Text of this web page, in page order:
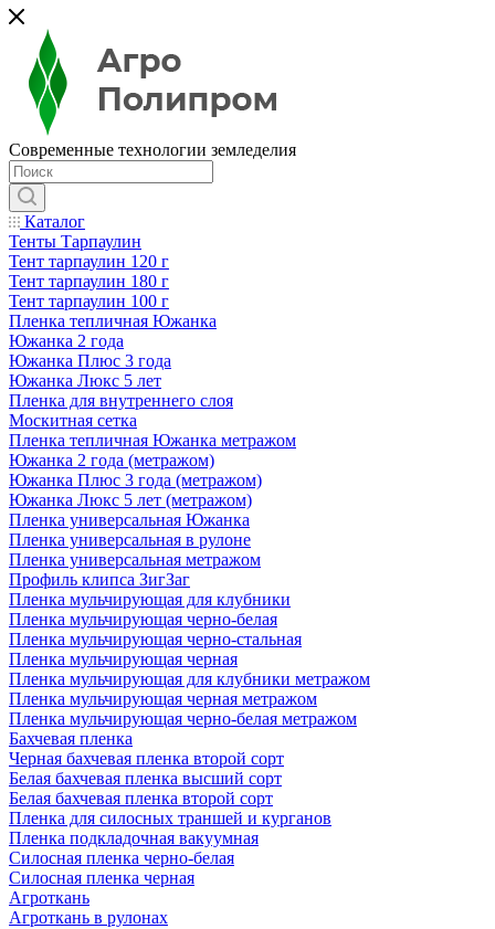
Современные технологии земледелия
Каталог
Тенты Тарпаулин
Тент тарпаулин 120 г
Тент тарпаулин 180 г
Тент тарпаулин 100 г
Пленка тепличная Южанка
Южанка 2 года
Южанка Плюс 3 года
Южанка Люкс 5 лет
Пленка для внутреннего слоя
Москитная сетка
Пленка тепличная Южанка метражом
Южанка 2 года (метражом)
Южанка Плюс 3 года (метражом)
Южанка Люкс 5 лет (метражом)
Пленка универсальная Южанка
Пленка универсальная в рулоне
Пленка универсальная метражом
Профиль клипса ЗигЗаг
Пленка мульчирующая для клубники
Пленка мульчирующая черно-белая
Пленка мульчирующая черно-стальная
Пленка мульчирующая черная
Пленка мульчирующая для клубники метражом
Пленка мульчирующая черная метражом
Пленка мульчирующая черно-белая метражом
Бахчевая пленка
Черная бахчевая пленка второй сорт
Белая бахчевая пленка высший сорт
Белая бахчевая пленка второй сорт
Пленка для силосных траншей и курганов
Пленка подкладочная вакуумная
Силосная пленка черно-белая
Силосная пленка черная
Агроткань
Агроткань в рулонах